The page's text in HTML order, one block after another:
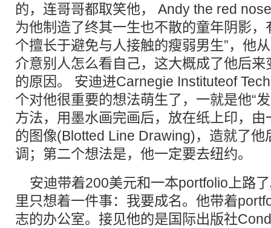
的，连哥哥都取笑他， Andy the red
为他制造了终其一生也不散的童年阴影，
个擅长于避免与人接触的瘦弱男生”，他
介意别人怎么看自己，这大概成了他后
的原因。 安迪进Carnegie Instituteof
个对他很重要的想法萌生了，一就是他“
方法，用墨水画完画后，放在纸上印，
的图像(Blotted Line Drawing)，造就了他
调；第二个想法是，他一定要去纽约。
安迪带着200美元和一本portfolio上路
里只想着一件事：我要成名。他带着
志的办公室。接见他的是国际出版社